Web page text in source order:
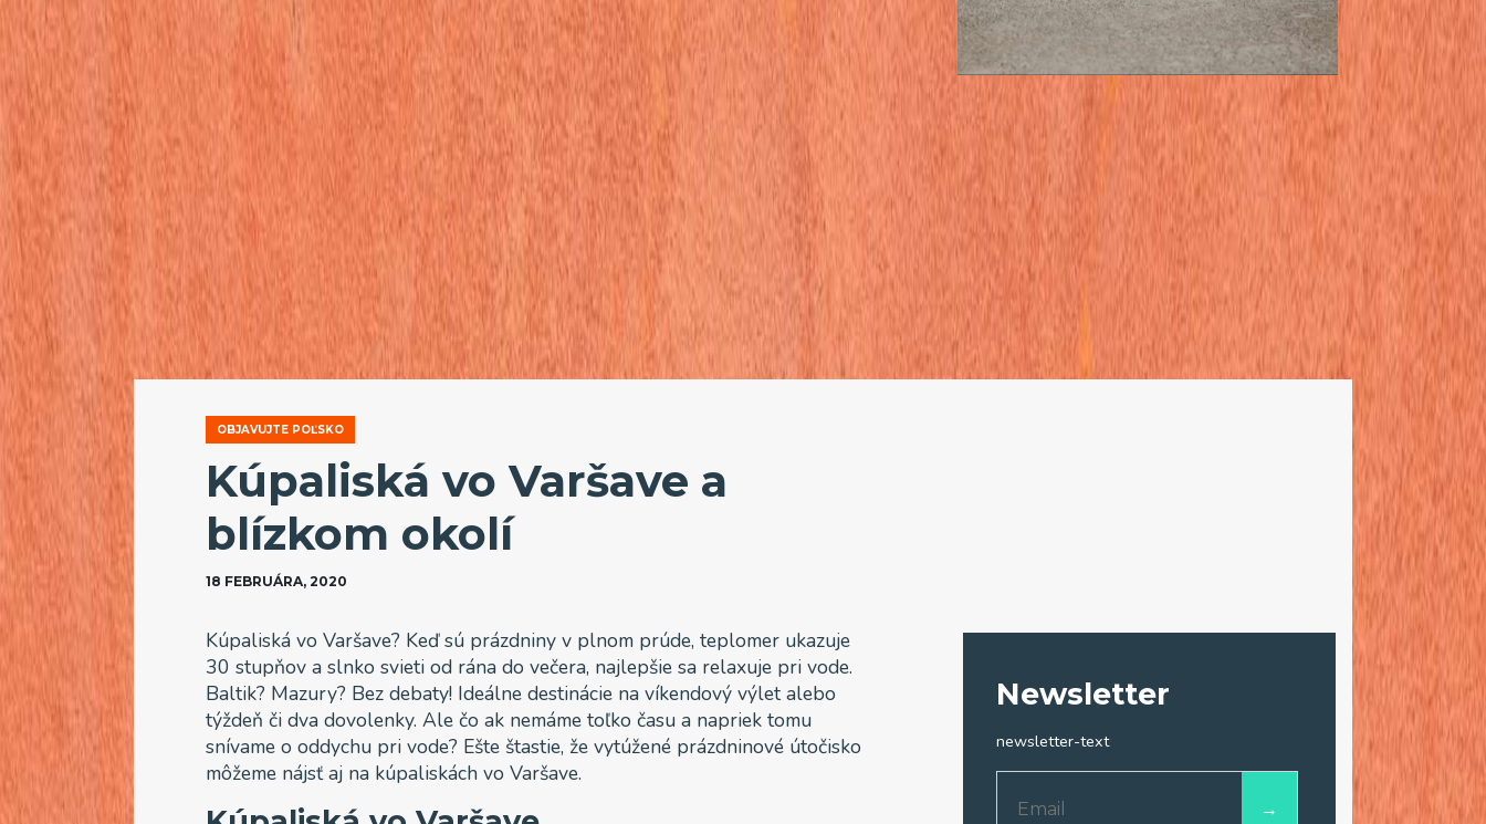
OBJAVUJTE POĽSKO
Kúpaliská vo Varšave a
blízkom okolí
18 FEBRUÁRA, 2020
Kúpaliská vo Varšave? Keď sú prázdniny v plnom prúde, teplomer ukazuje
30 stupňov a slnko svieti od rána do večera, najlepšie sa relaxuje pri vode.
Baltik? Mazury? Bez debaty! Ideálne destinácie na víkendový výlet alebo
týždeň či dva dovolenky. Ale čo ak nemáme toľko času a napriek tomu
snívame o oddychu pri vode? Ešte štastie, že vytúžené prázdninové útočisko
môžeme nájsť aj na kúpaliskách vo Varšave.
Newsletter
newsletter-text